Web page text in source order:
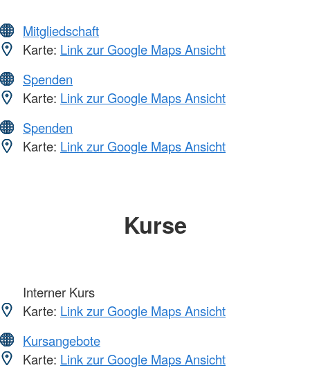
Mitgliedschaft
Karte: Link zur Google Maps Ansicht
Spenden
Karte: Link zur Google Maps Ansicht
Spenden
Karte: Link zur Google Maps Ansicht
Kurse
Interner Kurs
Karte: Link zur Google Maps Ansicht
Kursangebote
Karte: Link zur Google Maps Ansicht